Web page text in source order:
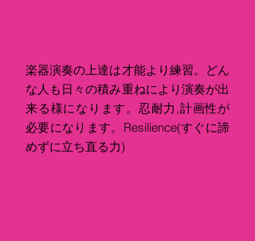
楽器演奏の上達は才能より練習。どん
な人も日々の積み重ねにより演奏が出
来る様になります。忍耐力,計画性が
必要になります。Resilience(すぐに諦
めずに立ち直る力)